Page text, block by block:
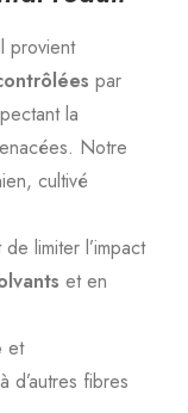
provient
par
la
Notre
cultivé
limiter l’impact
et en
et
d’autres fibres